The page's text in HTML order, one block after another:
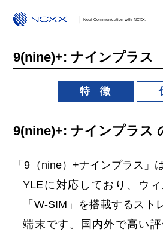
Next Communication with NCXX.
9(nine)+: ナインプラス
特 徴
9(nine)+: ナインプラス
「9（nine）+ナインプラス」
YLEに対応しており、ウ
「W-SIM」を搭載するスト
端末です。国内外で高い